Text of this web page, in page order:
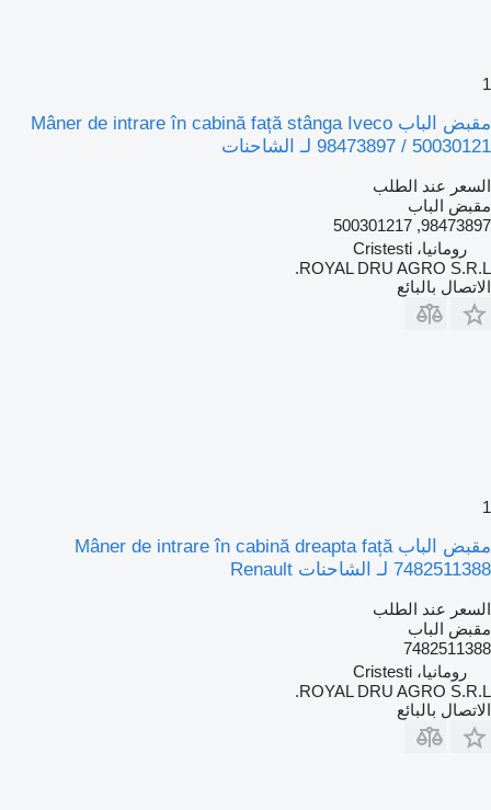
1
مقبض الباب Mâner de intrare în cabină față stânga Iveco
98473897 / 50030121 لـ الشاحنات
السعر عند الطلب
مقبض الباب
98473897, 500301217
رومانيا، Cristesti
ROYAL DRU AGRO S.R.L.
الاتصال بالبائع
1
مقبض الباب Mâner de intrare în cabină dreapta față
7482511388 لـ الشاحنات Renault
السعر عند الطلب
مقبض الباب
7482511388
رومانيا، Cristesti
ROYAL DRU AGRO S.R.L.
الاتصال بالبائع